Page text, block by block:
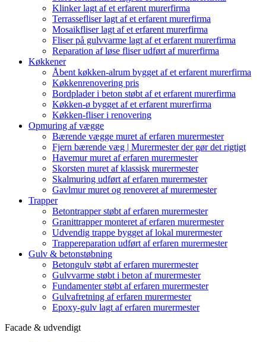
Klinker lagt af et erfarent murerfirma
Terrassefliser lagt af et erfarent murerfirma
Mosaikfliser lagt af et erfarent murerfirma
Fliser på gulvvarme lagt af et erfarent murerfirma
Reparation af løse fliser udført af murerfirma
Køkkener
Åbent køkken-alrum bygget af et erfarent murerfirma
Køkkenrenovering pris
Bordplader i beton støbt af et erfarent murerfirma
Køkken-ø bygget af et erfarent murerfirma
Køkken-fliser i renovering
Opmuring af vægge
Bærende vægge muret af erfaren murermester
Fjern bærende væg | Murermester der gør det rigtigt
Havemur muret af erfaren murermester
Skorsten muret af klassisk murermester
Skalmuring udført af erfaren murermester
Gavlmur muret og renoveret af murermester
Trapper
Betontrapper støbt af erfaren murermester
Granittrapper monteret af erfaren murermester
Udvendig trappe bygget af lokal murermester
Trappereparation udført af erfaren murermester
Gulv & betonstøbning
Betongulv støbt af erfaren murermester
Gulvvarme støbt i beton af murermester
Fundamenter støbt af erfaren murermester
Gulvafretning af erfaren murermester
Epoxy-gulv lagt af erfaren murermester
Facade & udvendigt